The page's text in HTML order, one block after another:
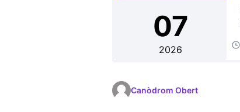
07
2026
Canòdrom Obert